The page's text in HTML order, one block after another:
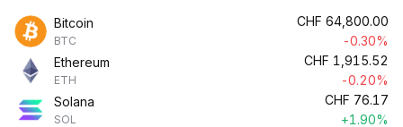
Bitcoin
BTC
CHF 64,800.00
-0.30%
Ethereum
ETH
CHF 1,915.52
-0.20%
Solana
SOL
CHF 76.17
+1.90%